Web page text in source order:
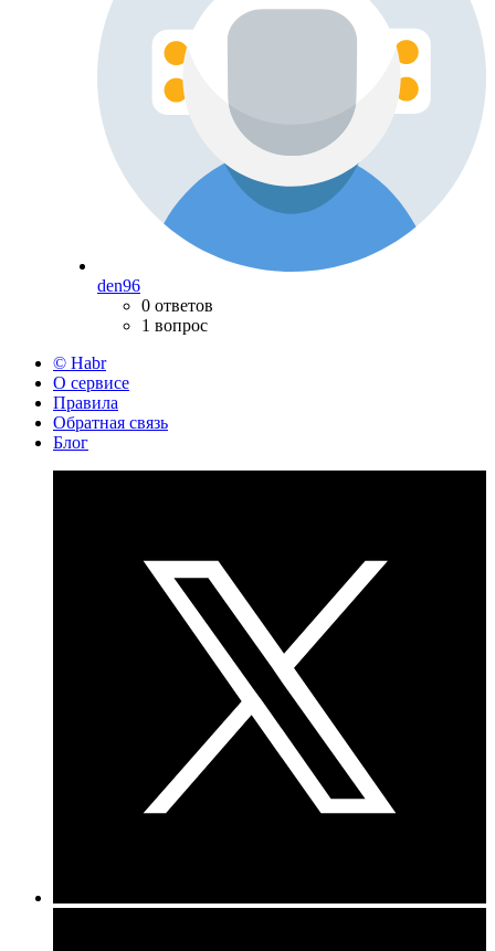
den96
0 ответов
1 вопрос
© Habr
О сервисе
Правила
Обратная связь
Блог